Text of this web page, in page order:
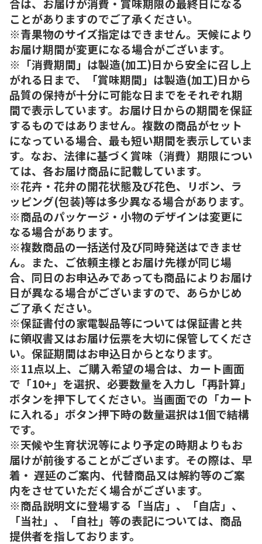
ことがありますのでご了承ください。
※青果物のサイズ指定はできません。天候により
お届け期間が変更になる場合がございます。
※「消費期間」は製造(加工)日から安全に召し上
がれる日まで、「賞味期間」は製造(加工)日から
品質の保持が十分に可能な日までをそれぞれ期
間で表示しています。お届け日からの期間を保証
するものではありません。複数の商品がセット
になっている場合、最も短い期間を表示していま
す。なお、法律に基づく賞味（消費）期限につい
ては、各お届け商品に記載しています。
※花卉・花弁の開花状態及び花色、リボン、ラ
ッピング(包装)等は多少異なる場合があります。
※商品のパッケージ・小物のデザインは変更に
なる場合があります。
※複数商品の一括送付及び同時発送はできませ
ん。また、ご依頼主様とお届け先様が同じ場
合、同日のお申込みであっても商品によりお届け
日が異なる場合がございますので、あらかじめ
ご了承ください。
※保証書付の家電製品等については保証書と共
に領収書又はお届け伝票を大切に保管してくださ
い。保証期間はお申込日からとなります。
※11点以上、ご購入希望の場合は、カート画面
で「10+」を選択、必要数量を入力し「再計算」
ボタンを押下してください。当画面での「カート
に入れる」ボタン押下時の数量選択は1個で結構
です。
※天候や生育状況等により予定の時期よりもお
届けが前後することがございます。その際は、早
着・ 遅延のご案内、代替商品又は解約等のご案
内をさせていただく場合がございます。
※商品説明文に登場する「当店」、「自店」、
「当社」、「自社」等の表記については、商品
提供者を指しております。